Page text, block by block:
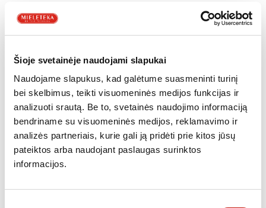
Šioje svetainėje naudojami slapukai
Naudojame slapukus, kad galėtume suasmeninti turinį
bei skelbimus, teikti visuomeninės medijos funkcijas ir
analizuoti srautą. Be to, svetainės naudojimo informaciją
bendriname su visuomeninės medijos, reklamavimo ir
analizės partneriais, kurie gali ją pridėti prie kitos jūsų
pateiktos arba naudojant paslaugas surinktos
informacijos.
NETURIME
KOMPLEKTAI: KAITLENTĖS + ORKAITĖS,KOMPLEKTAI: ORKAITĖS +
KAITLENTĖS,NEMOKAMAS PRISTATYMAS,NUKAINOTA ĮRANGA
Orkaitė AEG EPS335061M + kaitlentė AEG HE604070XB
569.00€